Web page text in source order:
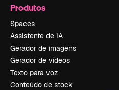
Produtos
Spaces
Assistente de IA
Gerador de imagens
Gerador de vídeos
Texto para voz
Conteúdo de stock